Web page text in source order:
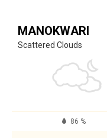
MANOKWARI
Scattered Clouds
86 %